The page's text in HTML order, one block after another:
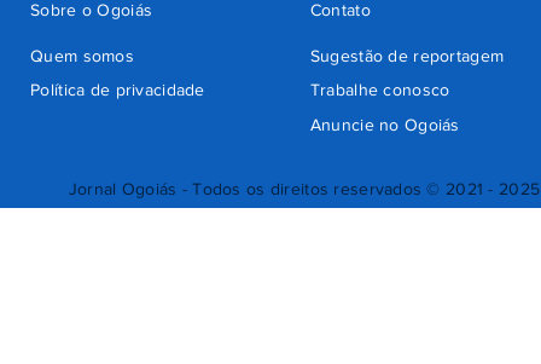
Jornal Ogoiás - Todos os direitos reservados © 2021 - 2025
Quem somos
Sugestão de reportagem
Trabalhe conosco
Política de privacidade
Anuncie no Ogoiás
Contato
Sobre o Ogoiás